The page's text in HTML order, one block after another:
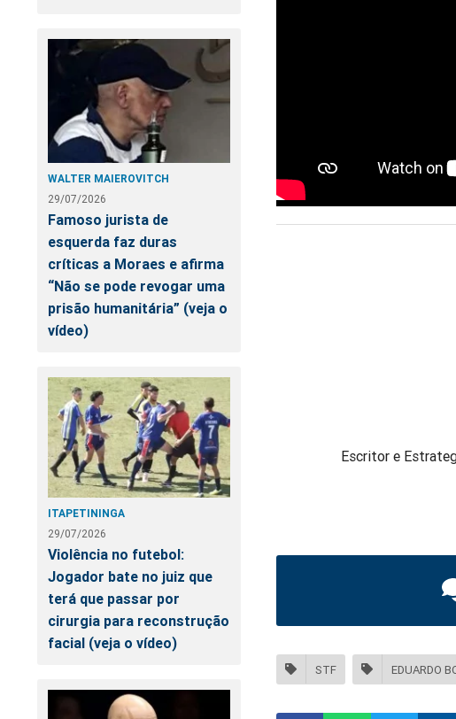
WALTER MAIEROVITCH
29/07/2026
Famoso jurista de
esquerda faz duras
críticas a Moraes e afirma
“Não se pode revogar uma
prisão humanitária” (veja o
vídeo)
ITAPETININGA
29/07/2026
Violência no futebol:
Jogador bate no juiz que
terá que passar por
cirurgia para reconstrução
facial (veja o vídeo)
Escritor e
STF EDUARDO